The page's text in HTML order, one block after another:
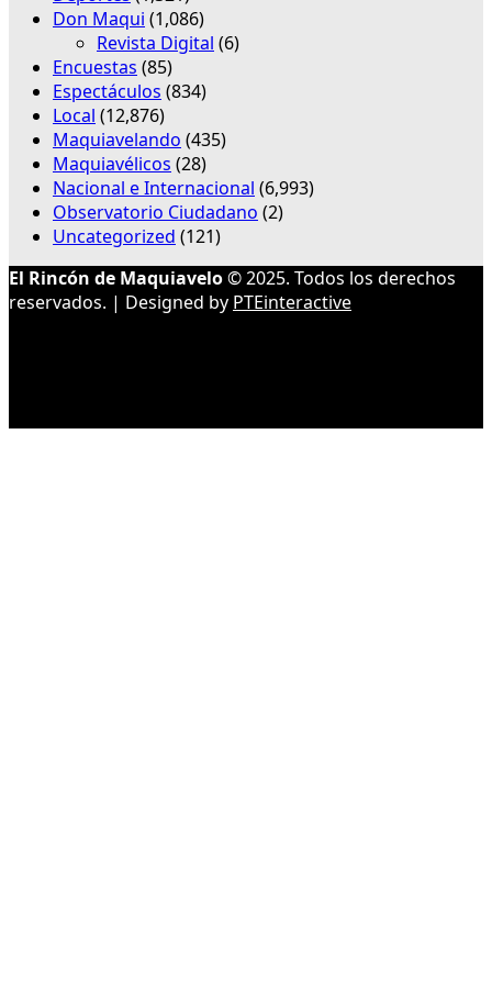
Don Maqui (1,086)
Revista Digital (6)
Encuestas (85)
Espectáculos (834)
Local (12,876)
Maquiavelando (435)
Maquiavélicos (28)
Nacional e Internacional (6,993)
Observatorio Ciudadano (2)
Uncategorized (121)
El Rincón de Maquiavelo© 2025. Todos los derechos
reservados. | Designed by PTEinteractive